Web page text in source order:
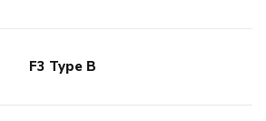
F3 Type B